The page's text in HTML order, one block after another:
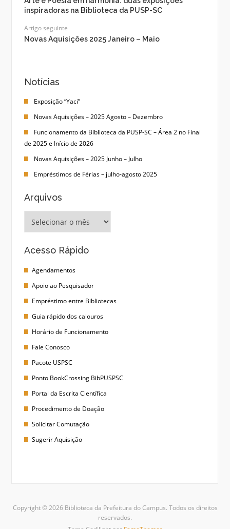
inspiradoras na Biblioteca da PUSP-SC
Artigo seguinte
Novas Aquisições 2025 Janeiro – Maio
Notícias
Exposição “Yaci”
Novas Aquisições – 2025 Agosto – Dezembro
Funcionamento da Biblioteca da PUSP-SC – Área 2 no Final
de 2025 e Início de 2026
Novas Aquisições – 2025 Junho – Julho
Empréstimos de Férias – julho-agosto 2025
Arquivos
Acesso Rápido
Agendamentos
Apoio ao Pesquisador
Empréstimo entre Bibliotecas
Guia rápido dos calouros
Horário de Funcionamento
Fale Conosco
Pacote USPSC
Ponto BookCrossing BibPUSPSC
Portal da Escrita Científica
Procedimento de Doação
Solicitar Comutação
Sugerir Aquisição
Copyright © 2026 Biblioteca da Prefeitura do Campus. Todos os direitos
reservados.